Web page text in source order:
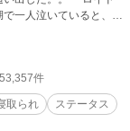
一人泣いていると、勇
ロイドに向かって「一
たり、時に冒険をす
件
取られ
ステータス